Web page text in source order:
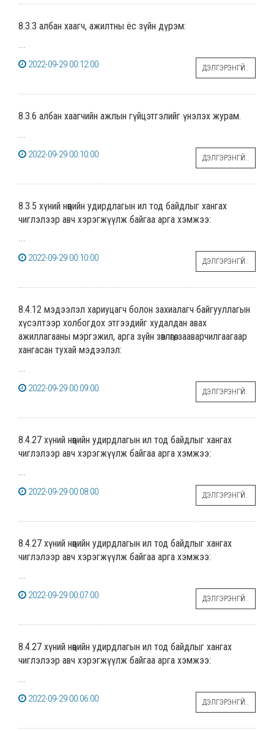
8.3.3 албан хаагч, ажилтны ёс зүйн дүрэм:
...
2022-09-29 00:12:00
ДЭЛГЭРЭНГҮЙ..
8.3.6 албан хаагчийн ажлын гүйцэтгэлийг үнэлэх журам.
...
2022-09-29 00:10:00
ДЭЛГЭРЭНГҮЙ..
8.3.5 хүний нөөцийн удирдлагын ил тод байдлыг хангах
чиглэлээр авч хэрэгжүүлж байгаа арга хэмжээ:
...
2022-09-29 00:10:00
ДЭЛГЭРЭНГҮЙ..
8.4.12 мэдээлэл хариуцагч болон захиалагч байгууллагын
хүсэлтээр холбогдох этгээдийг худалдан авах
ажиллагааны мэргэжил, арга зүйн зөвлөгөө, зааварчилгаагаар
хангасан тухай мэдээлэл:
...
2022-09-29 00:09:00
ДЭЛГЭРЭНГҮЙ..
8.4.27 хүний нөөцийн удирдлагын ил тод байдлыг хангах
чиглэлээр авч хэрэгжүүлж байгаа арга хэмжээ:
...
2022-09-29 00:08:00
ДЭЛГЭРЭНГҮЙ..
8.4.27 хүний нөөцийн удирдлагын ил тод байдлыг хангах
чиглэлээр авч хэрэгжүүлж байгаа арга хэмжээ:
...
2022-09-29 00:07:00
ДЭЛГЭРЭНГҮЙ..
8.4.27 хүний нөөцийн удирдлагын ил тод байдлыг хангах
чиглэлээр авч хэрэгжүүлж байгаа арга хэмжээ:
...
2022-09-29 00:06:00
ДЭЛГЭРЭНГҮЙ..